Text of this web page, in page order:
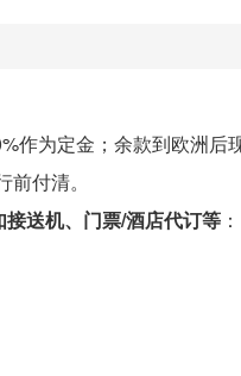
作为定金；余款到欧洲后
付清。
送机、门票/酒店代订等 ：